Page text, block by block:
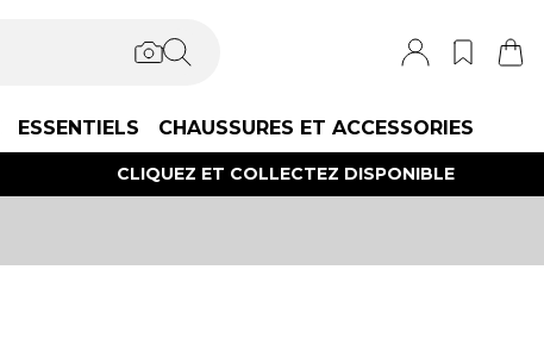
ESSENTIELS CHAUSSURES ET ACCESSORIES
CLIQUEZ ET COLLECTEZ DISPONIBLE